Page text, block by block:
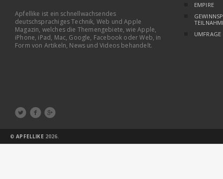
Apfellike ist ein schnellwachsendes
deutschsprachiges Technik, Web und Apple
Magazin, welches die Themengebiete, wie Apple,
iPhone, iPad, Mac, Google, Facebook oder Web, in
Form von Artikeln, News und Videos behandelt.
  
EMPIRE
UMFRAGE
©APFELLIKE 2026.